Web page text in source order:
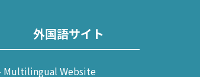
外国語サイト
Multilingual Website